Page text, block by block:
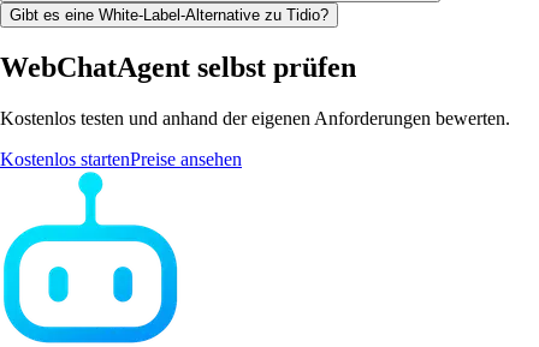
Gibt es eine White-Label-Alternative zu Tidio?
WebChatAgent selbst prüfen
Kostenlos testen und anhand der eigenen Anforderungen bewerten.
Kostenlos startenPreise ansehen